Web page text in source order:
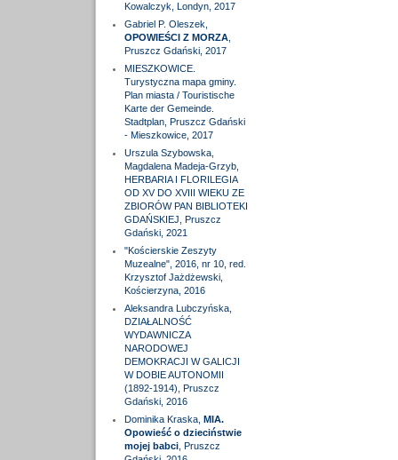
Kowalczyk, Londyn, 2017
Gabriel P. Oleszek,
OPOWIEŚCI Z MORZA,
Pruszcz Gdański, 2017
MIESZKOWICE.
Turystyczna mapa gminy.
Plan miasta / Touristische
Karte der Gemeinde.
Stadtplan, Pruszcz Gdański
- Mieszkowice, 2017
Urszula Szybowska,
Magdalena Madeja-Grzyb,
HERBARIA I FLORILEGIA
OD XV DO XVIII WIEKU ZE
ZBIORÓW PAN BIBLIOTEKI
GDAŃSKIEJ, Pruszcz
Gdański, 2021
"Kościerskie Zeszyty
Muzealne", 2016, nr 10, red.
Krzysztof Jażdżewski,
Kościerzyna, 2016
Aleksandra Lubczyńska,
DZIAŁALNOŚĆ
WYDAWNICZA
NARODOWEJ
DEMOKRACJI W GALICJI
W DOBIE AUTONOMII
(1892-1914), Pruszcz
Gdański, 2016
Dominika Kraska, MIA.
Opowieść o dzieciństwie
mojej babci, Pruszcz